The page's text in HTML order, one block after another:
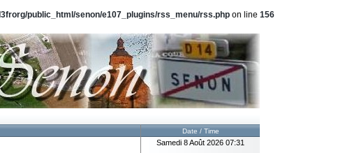
public_html/senon/e107_plugins/rss_menu/rss.php on line 156
Date / Time
Samedi 8 Août 2026 07:31